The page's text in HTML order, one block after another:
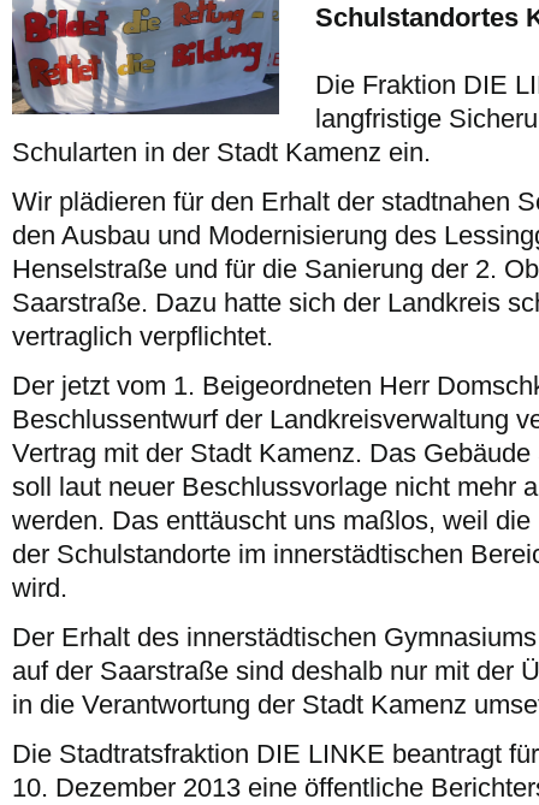
Schulstandortes
Die Fraktion DIE
langfristige
Schularten in der Stadt Kamenz ein.
Wir plädieren für den Erhalt der stadtnahen
den Ausbau und Modernisierung des
Henselstraße und für die Sanierung der 2.
Saarstraße. Dazu hatte sich der Landkreis
vertraglich verpflichtet.
Der jetzt vom 1. Beigeordneten Herr
Beschlussentwurf der Landkreisverwaltung
Vertrag mit der Stadt Kamenz. Das
soll laut neuer Beschlussvorlage nicht mehr
werden. Das enttäuscht uns maßlos, weil
der Schulstandorte im innerstädtischen
wird.
Der Erhalt des innerstädtischen
auf der Saarstraße sind deshalb nur mit der
in die Verantwortung der Stadt Kamenz
Die Stadtratsfraktion DIE LINKE beantragt
10. Dezember 2013 eine öffentliche